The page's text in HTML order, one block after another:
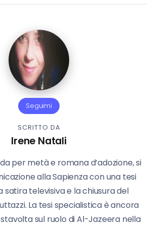
Seguimi
SCRITTO DA
Irene Natali
per metà e romana d’adozione, si
alla Sapienza con una tesi
satira televisiva e la chiusura del
La tesi specialistica è ancora
sul ruolo di Al-Jazeera nella